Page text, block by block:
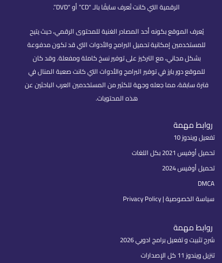
الرقمية التي كانت تُعرف سابقًا بالـ “CD” أو “DVD”.
يُعرف الموقع بكونه أحد المصادر الغنية للمحتوى الرقمي، حيث يتيح
للمستخدمين إمكانية تحميل البرامج والأدوات التي قد تكون مدفوعة
بشكل مجاني، مع التركيز على توفير نسخ كاملة ومفعلة. وقد كان
للموقع دور بارز في توفير البرامج والأدوات التي كانت صعبة المنال في
فترة سابقة، مما جعله وجهة للكثير من المستخدمين العرب الباحثين عن
هذه المحتويات.
روابط مهمة
تفعيل ويندوز 10
تحميل أوفيس 2021 بكل اللغات
تحميل أوفيس 2024
DMCA
سياسة الخصوصية | Privacy Policy
روابط مهمة
شرح تثبيت و تفعيل برامج ادوبي 2026
تنزيل ويندوز 11 كل الإصدارات